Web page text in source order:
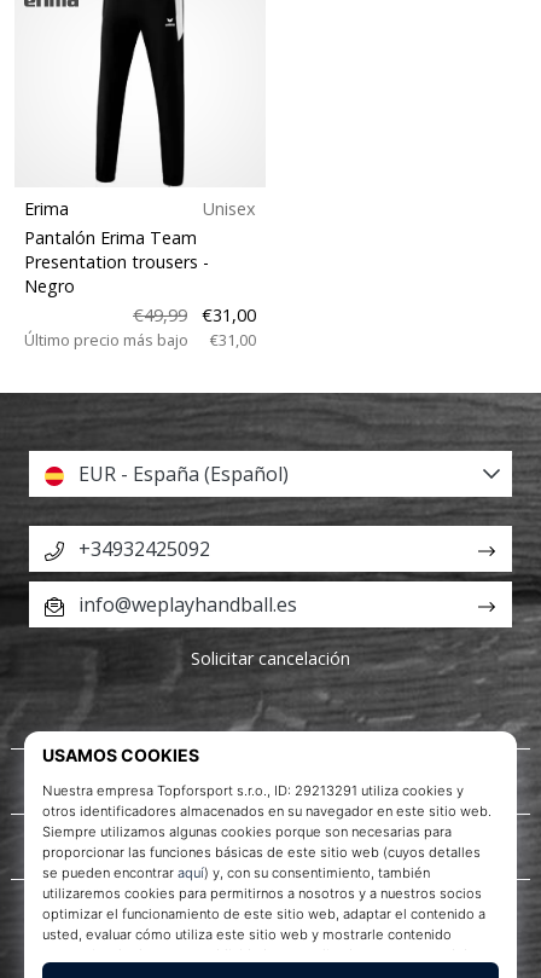
Erima
Unisex
Pantalón Erima Team
Presentation trousers -
Negro
€49,99
€31,00
Último precio más bajo €31,00
Acerca de nosotros
Servicio al cliente
EUR - España (Español)
+34932425092
info@weplayhandball.es
Solicitar cancelación